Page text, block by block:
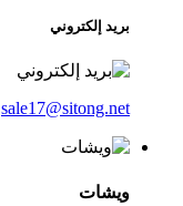
بريد إلكتروني
sale17@sitong.net
ويشات